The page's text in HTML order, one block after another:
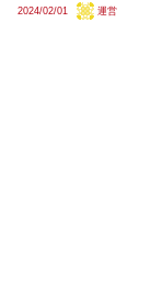
年ごろの導入にな
2024/02/01 運営